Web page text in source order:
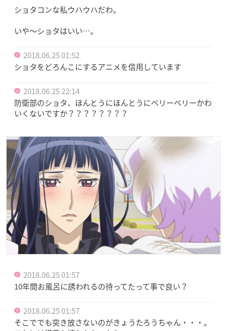
ショタコンな私ウハウハだわ。
いや〜ショタはいい…。
2018.06.25 01:52
ショタをどろんこにするアニメを信用しています
2018.06.25 22:14
防衛部のショタ、ほんとうにほんとうにベリーベリーかわ
いくないですか？？？？？？？？
2018.06.25 01:57
10年間お風呂に誘われるの待ってたって事で良い？
2018.06.25 01:57
そこででも突き放さないのがきょうたろうちゃん・・・。